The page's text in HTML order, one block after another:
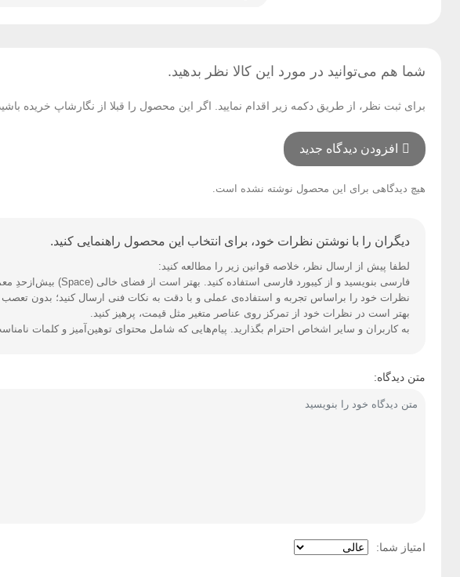
شما هم می‌توانید در مورد این کالا نظر بدهید.
برای ثبت نظر، از طریق دکمه زیر اقدام نمایید. اگر این محصول را قبلا از نگارشاپ خریده
افزودن دیدگاه جدید
هیچ دیدگاهی برای این محصول نوشته نشده است.
دیگران را با نوشتن نظرات خود، برای انتخاب این محصول راهنمایی کنید.
لطفا پیش از ارسال نظر، خلاصه قوانین زیر را مطالعه کنید:
فارسی بنویسید و از کیبورد فارسی استفاده کنید. بهتر است از فضای خالی (Space) بیش‌از‌حدِ معمول، شکلک یا ایموجی استفاده نکنید و از کشیدن حروف یا کلمات با صفحه‌کلید بپرهیزید.
نظرات خود را براساس تجربه و استفاده‌ی عملی و با دقت به نکات فنی ارسال کنید؛ بدون
بهتر است در نظرات خود از تمرکز روی عناصر متغیر مثل قیمت، پرهیز کنید.
به کاربران و سایر اشخاص احترام بگذارید. پیام‌هایی که شامل محتوای توهین‌آمیز و کلمات
متن دیدگاه:
امتیاز شما: